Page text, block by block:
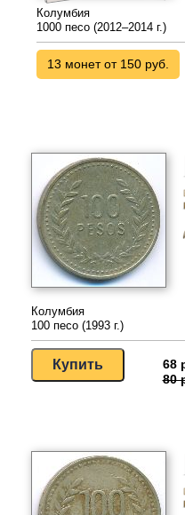
Колумбия
1000 песо (2012–2014 г.)
13 монет от 150 руб.
Колумбия
100 песо (1993 г.)
68
80